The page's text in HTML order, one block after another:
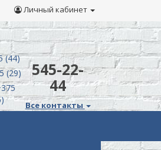
Личный кабинет
(44)
(29)
545-22-
44
Все контакты